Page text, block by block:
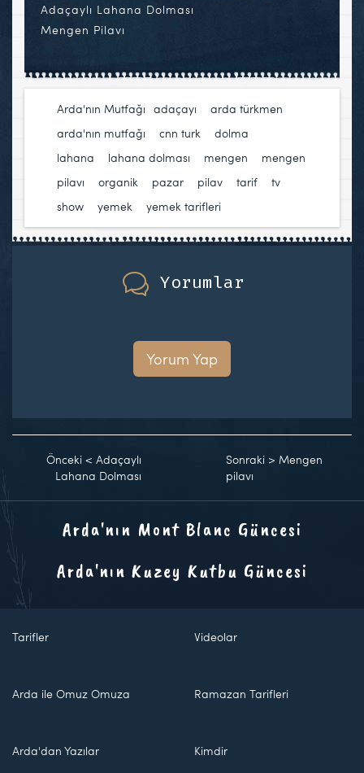
Adaçaylı Lahana Dolması
Mengen Pilavı
Arda'nın Mutfağı adaçayı arda türkmen
arda'nın mutfağı
cnn turk dolma
lahana
lahana dolması mengen
mengen
pilavı
organik pazar pilav tarif
tv
show
yemek yemek tarifleri
Yorumlar
Yorum Yap
Önceki < Adaçaylı
Lahana Dolması
Sonraki > Mengen
pilavı
Arda'nın Mont Blanc Güncesi
Arda'nın Kuzey Kutbu Güncesi
Tarifler Videolar
Arda ile Omuz Omuza Ramazan Tarifleri
Arda'dan Yazılar Kimdir